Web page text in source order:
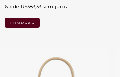
6 x de R$383,33 sem juros